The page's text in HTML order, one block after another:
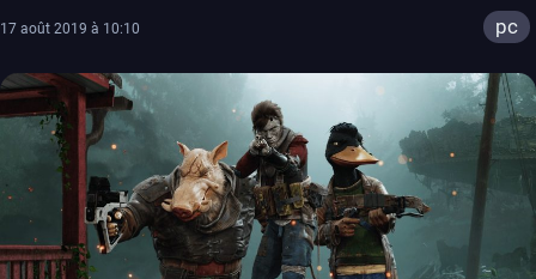
17 août 2019 à 10:10 pc